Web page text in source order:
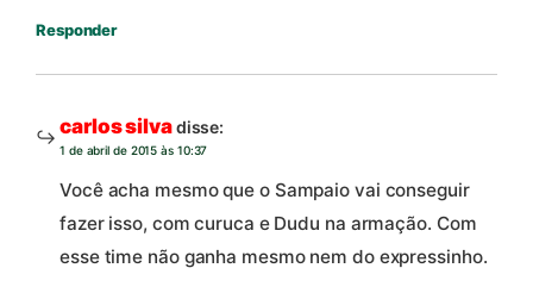
Responder
carlos silvadisse:
1 de abril de 2015 às 10:37
Você acha mesmo que o Sampaio vai conseguir
fazer isso, com curuca e Dudu na armação. Com
esse time não ganha mesmo nem do expressinho.